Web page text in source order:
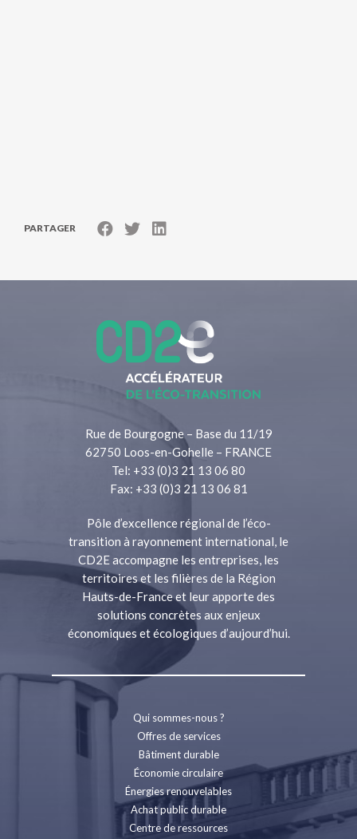
PARTAGER
Rue de Bourgogne – Base du 11/19
62750 Loos-en-Gohelle – FRANCE
Tel: +33 (0)3 21 13 06 80
Fax: +33 (0)3 21 13 06 81
Pôle d’excellence régional de l’éco-
transition à rayonnement international, le
CD2E accompagne les entreprises, les
territoires et les filières de la Région
Hauts-de-France et leur apporte des
solutions concrètes aux enjeux
économiques et écologiques d’aujourd’hui.
Qui sommes-nous ?
Offres de services
Bâtiment durable
Économie circulaire
Énergies renouvelables
Achat public durable
Centre de ressources